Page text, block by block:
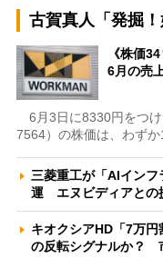
古賀真人「発掘！
《株価
6月の売
6月3日に8330円をつけ
7564）の株価は、わず
三菱重工が「AIイン
運 エヌビディアとの
キオクシアHD「7万
の反転シグナルか？